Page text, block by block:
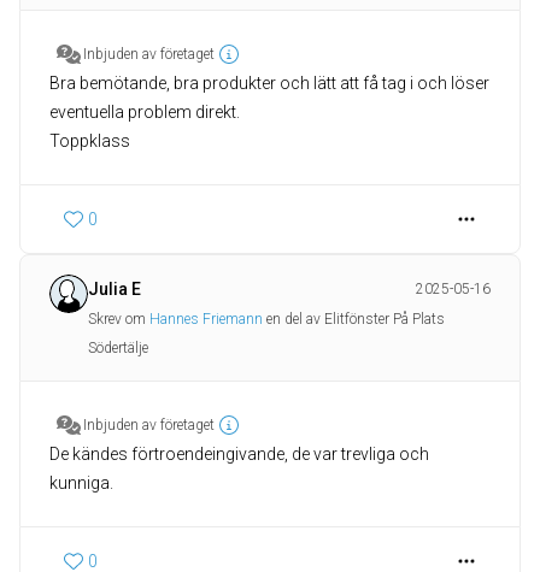
Inbjuden av företaget
Bra bemötande, bra produkter och lätt att få tag i och löser
eventuella problem direkt.
Toppklass
0
Julia E
2025-05-16
Skrev om Hannes Friemann en del av Elitfönster På Plats
Södertälje
Inbjuden av företaget
De kändes förtroendeingivande, de var trevliga och
kunniga.
0